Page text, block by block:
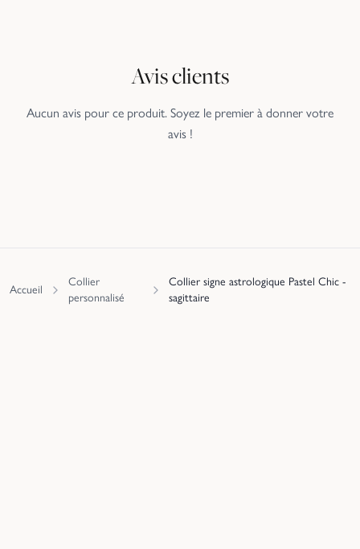
Avis clients
Aucun avis pour ce produit. Soyez le premier à donner votre
avis !
Accueil
Collier
personnalisé
Collier signe astrologique Pastel Chic -
sagittaire